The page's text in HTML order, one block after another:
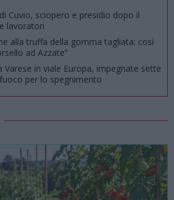
Cuvio, sciopero e presidio dopo il
lavoratori
alla truffa della gomma tagliata: così
ad Azzate”
Varese in viale Europa, impegnate sette
per lo spegnimento